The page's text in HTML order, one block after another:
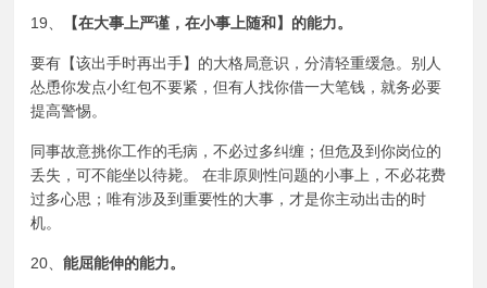
19、 【在大事上严谨，在小事上随和】的能力。
要有【该出手时再出手】的大格局意识，分清轻重缓急。别人
怂恿你发点小红包不要紧，但有人找你借一大笔钱，就务必要
提高警惕。
同事故意挑你工作的毛病，不必过多纠缠；但危及到你岗位的
丢失，可不能坐以待毙。 在非原则性问题的小事上，不必花费
过多心思；唯有涉及到重要性的大事，才是你主动出击的时
机。
20、能屈能伸的能力。